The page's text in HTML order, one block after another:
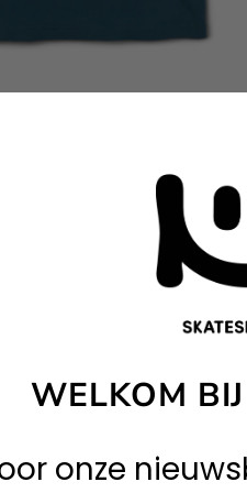
WELKOM
onze